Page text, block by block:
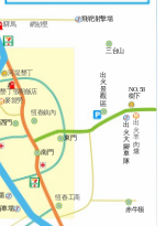
飛靶射擊場
驛馬 網紗里
三台山
河堤墾丁
墾丁假期飯店
西門
恆春鎮內
東門
南門
出
火
景
觀
區
NO.58
樹下
出
火
大
腳
車
隊
出
火
羊
肉
爐
恆春工商
赤牛嶺
麥當勞
車場